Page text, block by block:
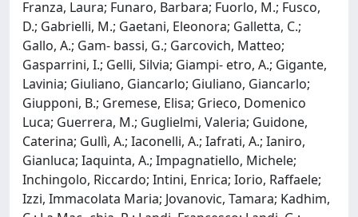
Franza, Laura; Funaro, Barbara; Fuorlo, M.; Fusco,
D.; Gabrielli, M.; Gaetani, Eleonora; Galletta, C.;
Gallo, A.; Gam- bassi, G.; Garcovich, Matteo;
Gasparrini, I.; Gelli, Silvia; Giampi- etro, A.; Gigante,
Lavinia; Giuliano, Giancarlo; Giuliano, Giancarlo;
Giupponi, B.; Gremese, Elisa; Grieco, Domenico
Luca; Guerrera, M.; Guglielmi, Valeria; Guidone,
Caterina; Gullì, A.; Iaconelli, A.; Iafrati, A.; Ianiro,
Gianluca; Iaquinta, A.; Impagnatiello, Michele;
Inchingolo, Riccardo; Intini, Enrica; Iorio, Raffaele;
Izzi, Immacolata Maria; Jovanovic, Tamara; Kadhim,